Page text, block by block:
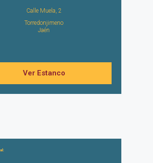
Calle Muela, 2
Torredonjimeno
Jaén
Ver Estanco